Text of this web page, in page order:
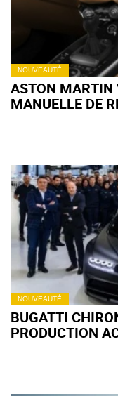
NOUVEAUTÉ
ASTON MARTIN
MANUELLE DE
NOUVEAUTÉ
BUGATTI
PRODUCTION